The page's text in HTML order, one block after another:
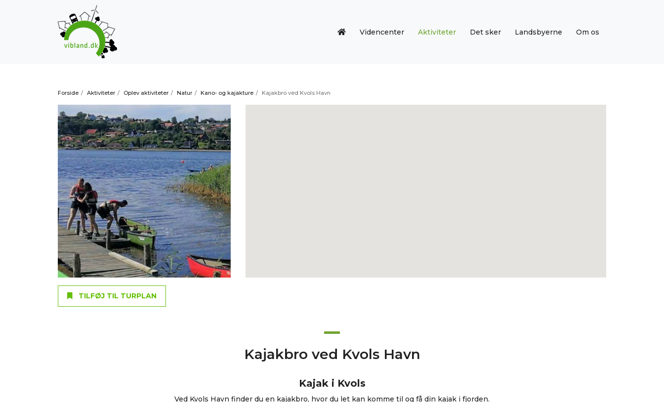
Videncenter Aktiviteter Det sker Landsbyerne Om os
Forside / Aktiviteter / Oplev aktiviteter / Natur / Kano- og kajakture / Kajakbro ved Kvols Havn
TILFØJ TIL TURPLAN
Kajakbro ved Kvols Havn
Kajak i Kvols
Ved Kvols Havn finder du en kajakbro, hvor du let kan komme til og få din kajak i fjorden.